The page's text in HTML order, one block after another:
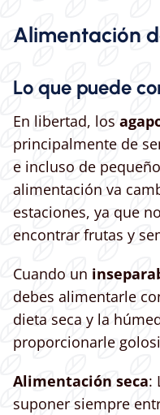
Alimentación
Lo que puede
En libertad, los
principalmente de
e incluso de
alimentación va
estaciones, ya que
encontrar frutas y
Cuando un
debes alimentarle
dieta seca y la
proporcionarle
Alimentación seca:
suponer siempre